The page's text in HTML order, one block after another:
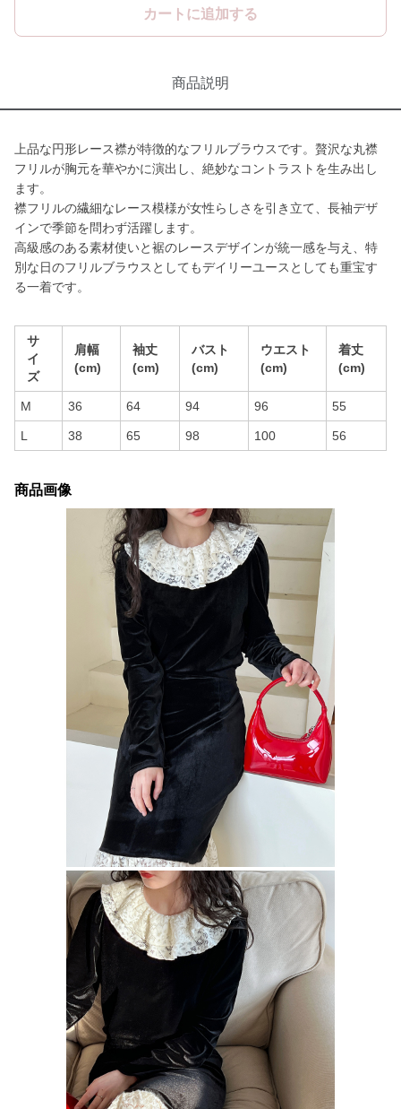
カートに追加する
商品説明
上品な円形レース襟が特徴的なフリルブラウスです。贅沢な丸襟
フリルが胸元を華やかに演出し、絶妙なコントラストを生み出し
ます。
襟フリルの繊細なレース模様が女性らしさを引き立て、長袖デザ
インで季節を問わず活躍します。
高級感のある素材使いと裾のレースデザインが統一感を与え、特
別な日のフリルブラウスとしてもデイリーユースとしても重宝す
る一着です。
サ
イ
ズ
肩幅
(cm)
袖丈
(cm)
バスト
(cm)
ウエスト
(cm)
着丈
(cm)
M 36 64 94 96 55
L 38 65 98 100 56
商品画像